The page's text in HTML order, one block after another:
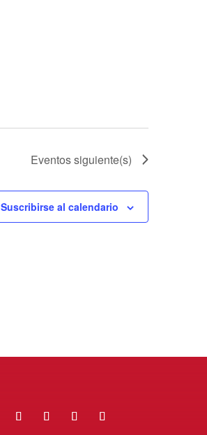
Eventossiguiente(s)
Suscribirse al calendario